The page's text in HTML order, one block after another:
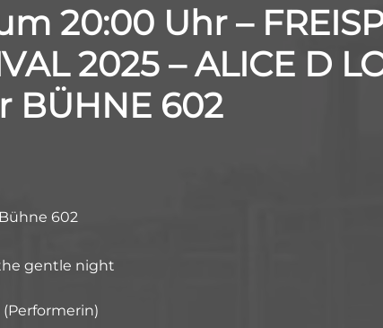
20:00 Uhr –
2025 – ALICE D
BÜHNE 602
602
gentle night